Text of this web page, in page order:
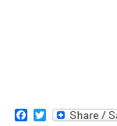
Facebook
Twitter